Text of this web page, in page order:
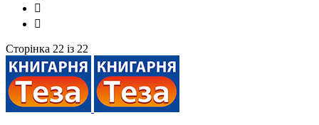
Сторінка 22 із 22